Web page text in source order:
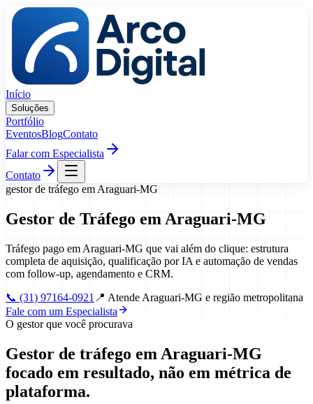
Pular para o conteúdo
Início
Soluções
Portfólio
EventosBlogContato
Falar com Especialista
Contato
gestor de tráfego em Araguari-MG
Gestor de Tráfego em Araguari-MG
Tráfego pago em Araguari-MG que vai além do clique: estrutura
completa de aquisição, qualificação por IA e automação de vendas
com follow-up, agendamento e CRM.
📞 (31) 97164-0921 📍 Atende Araguari-MG e região metropolitana
Fale com um Especialista
O gestor que você procurava
Gestor de tráfego em Araguari-MG
focado em resultado, não em métrica de
plataforma.